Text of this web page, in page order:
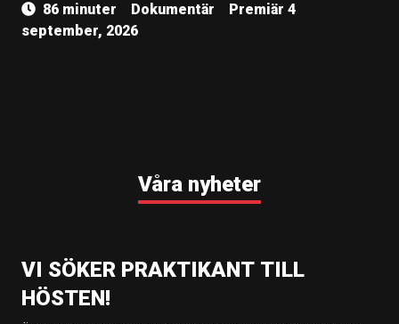
86 minuter Dokumentär
Premiär 4
september, 2026
Våra nyheter
VI SÖKER PRAKTIKANT TILL
HÖSTEN!